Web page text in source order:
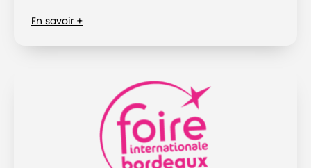
En savoir +